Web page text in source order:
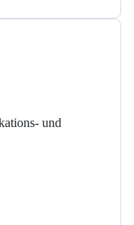
und